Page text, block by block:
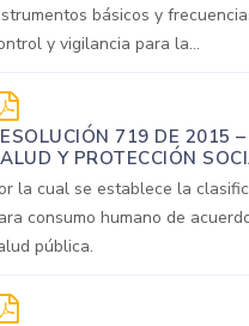
básicos y
y vigilancia para la...
719 DE 2015
Y PROTECCIÓN
la cual se establece la
consumo humano de
pública.